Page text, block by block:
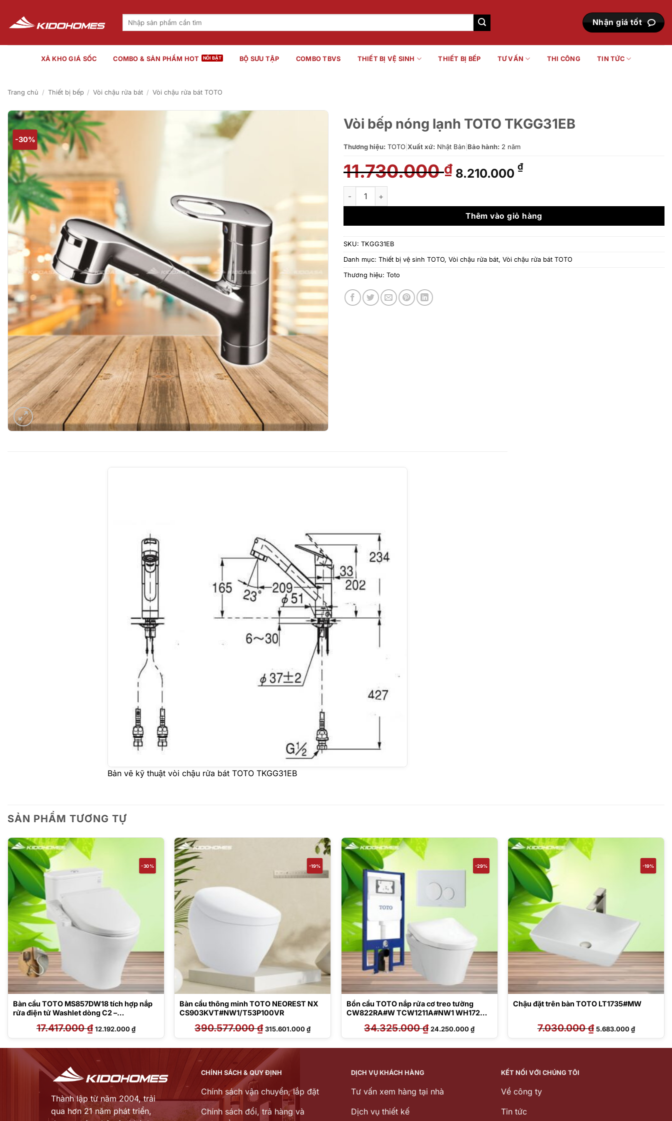
nội
dung
Tìm
Nhận giá tốt
XẢ KHO GIÁ SỐC COMBO & SẢN PHẨM HOT BỘ SƯU TẬP COMBO TBVS THIẾT BỊ VỆ SINH THIẾT BỊ BẾP TƯ VẤN THI CÔNG TIN TỨC
Trang chủ / Thiết bị bếp / Vòi chậu rửa bát / Vòi chậu rửa bát TOTO
-30%
Vòi bếp nóng lạnh TOTO TKGG31EB
Thương hiệu: TOTO Xuất xứ: Nhật Bản Bảo hành: 2 năm
11.730.000₫ Giá
gốc
11.730.000 ₫.
8.210.000 ₫Giá
là:
8.210.000 ₫.
Vòi bếp nóng lạnh TOTO TKGG31EB số lượng
Thêm vào giỏ hàng
SKU: TKGG31EB
Danh mục: Thiết bị vệ sinh TOTO, Vòi chậu rửa bát, Vòi chậu rửa bát TOTO
Thương hiệu: Toto
Bản vẽ kỹ thuật vòi chậu rửa bát TOTO TKGG31EB
SẢN PHẨM TƯƠNG TỰ
-30%
Bàn cầu TOTO MS857DW18 tích hợp nắp
rửa điện tử Washlet dòng C2 –
17.417.000₫ Giá
gốc
là:
12.192.000₫Giá
hiện
tại
12.192.000 ₫.
-19%
Bàn cầu thông minh TOTO NEOREST NX
CS903KVT#NW1/T53P100VR
390.577.000₫ Giá
gốc
là:
315.601.000₫Giá
hiện
tại
315.601.000 ₫.
-29%
Bồn cầu TOTO nắp rửa cơ treo tường
CW822RA#W TCW1211A#NW1 WH172A
34.325.000₫ Giá
gốc
là:
24.250.000₫Giá
hiện
tại
24.250.000 ₫.
-19%
Chậu đặt trên bàn TOTO LT1735#MW
7.030.000₫ Giá
gốc
là:
5.683.000₫Giá
hiện
tại
5.683.000
₫.
Thành lập từ năm 2004, trải
qua hơn 21 năm phát triển,
CHÍNH SÁCH & QUY ĐỊNH
Chính sách vận chuyển, lắp đặt
Chính sách đổi, trả hàng và
DỊCH VỤ KHÁCH HÀNG
Tư vấn xem hàng tại nhà
Dịch vụ thiết kế
KẾT NỐI VỚI CHÚNG TÔI
Về công ty
Tin tức